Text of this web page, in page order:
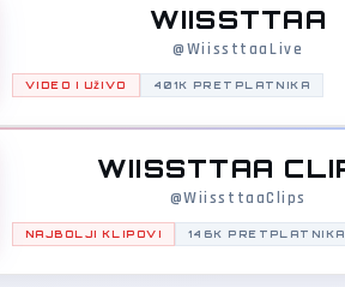
WIISSTTAA
@WiissttaaLive
VIDEO I UŽIVO 401K PRETPLATNIKA
WIISSTTAA
@WiissttaaClips
NAJBOLJI KLIPOVI 146K PRETPLATNIKA